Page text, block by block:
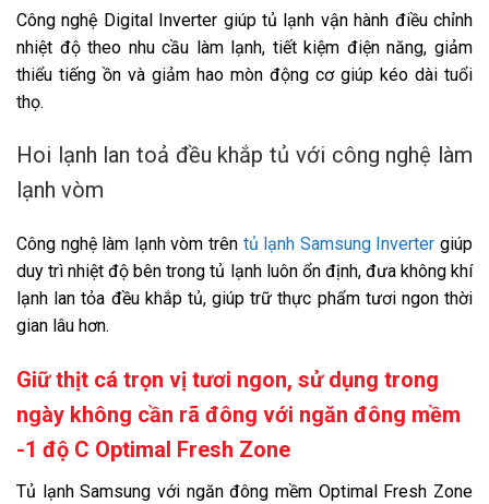
Bộ lọc than hoạt tính
Tiện ích
Thông tin lắp đặt
Kích thước tủ lạnh:
Hãng:
Samsung.Xem thông tin hãng
Công nghệ Digital Inverter giúp tủ lạnh vận hành điều chỉnh
nhiệt độ theo nhu cầu làm lạnh, tiết kiệm điện năng, giảm
thiểu tiếng ồn và giảm hao mòn động cơ giúp kéo dài tuổi
thọ.
Hoi lạnh lan toả đều khắp tủ với công nghệ làm
lạnh vòm
Công nghệ làm lạnh vòm trên tủ lạnh Samsung Inverter giúp
duy trì nhiệt độ bên trong tủ lạnh luôn ổn định, đưa không khí
lạnh lan tỏa đều khắp tủ, giúp trữ thực phẩm tươi ngon thời
gian lâu hơn.
Giữ thịt cá trọn vị tươi ngon, sử dụng trong
ngày không cần rã đông với ngăn đông mềm
-1 độ C Optimal Fresh Zone
Tủ lạnh Samsung với ngăn đông mềm Optimal Fresh Zone